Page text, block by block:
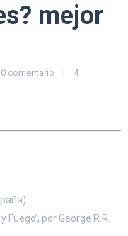
mejor
0 comentario |
4
por George R.R.